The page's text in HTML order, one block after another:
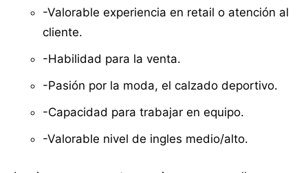
-Valorable experiencia en retail o atención al
cliente.
-Habilidad para la venta.
-Pasión por la moda, el calzado deportivo.
-Capacidad para trabajar en equipo.
-Valorable nivel de ingles medio/alto.